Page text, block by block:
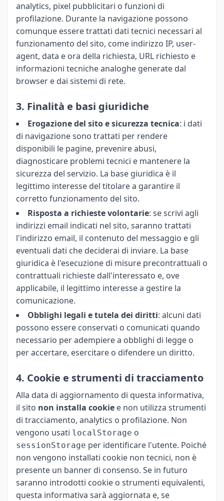
analytics, pixel pubblicitari o funzioni di
profilazione. Durante la navigazione possono
comunque essere trattati dati tecnici necessari al
funzionamento del sito, come indirizzo IP, user-
agent, data e ora della richiesta, URL richiesto e
informazioni tecniche analoghe generate dal
browser e dai sistemi di rete.
3. Finalità e basi giuridiche
Erogazione del sito e sicurezza tecnica: i dati
di navigazione sono trattati per rendere
disponibili le pagine, prevenire abusi,
diagnosticare problemi tecnici e mantenere la
sicurezza del servizio. La base giuridica è il
legittimo interesse del titolare a garantire il
corretto funzionamento del sito.
Risposta a richieste volontarie: se scrivi agli
indirizzi email indicati nel sito, saranno trattati
l'indirizzo email, il contenuto del messaggio e gli
eventuali dati che deciderai di inviare. La base
giuridica è l'esecuzione di misure precontrattuali o
contrattuali richieste dall'interessato e, ove
applicabile, il legittimo interesse a gestire la
comunicazione.
Obblighi legali e tutela dei diritti: alcuni dati
possono essere conservati o comunicati quando
necessario per adempiere a obblighi di legge o
per accertare, esercitare o difendere un diritto.
4. Cookie e strumenti di tracciamento
Alla data di aggiornamento di questa informativa,
il sito non installa cookie e non utilizza strumenti
di tracciamento, analytics o profilazione. Non
vengono usati localStorage o
sessionStorage per identificare l'utente. Poiché
non vengono installati cookie non tecnici, non è
presente un banner di consenso. Se in futuro
saranno introdotti cookie o strumenti equivalenti,
questa informativa sarà aggiornata e, se